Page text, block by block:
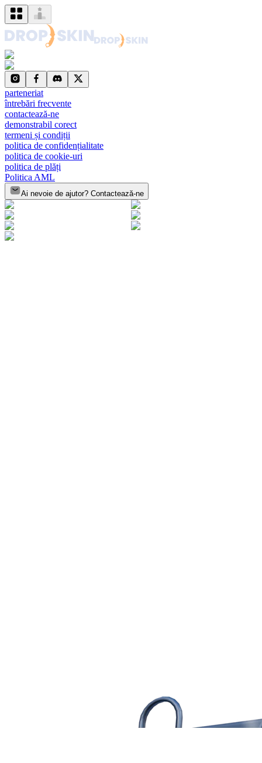
parteneriat
întrebări frecvente
contactează-ne
demonstrabil corect
termeni și condiții
politica de confidențialitate
politica de cookie-uri
politica de plăți
Politica AML
Ai nevoie de ajutor? Contactează-ne